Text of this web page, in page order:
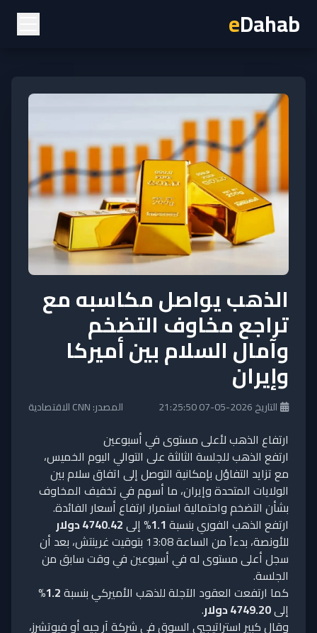
eDahab
الذهب يواصل مكاسبه مع
تراجع مخاوف التضخم
وآمال السلام بين أميركا
وإيران
التاريخ 2026-05-07 21:25:50 المصدر: CNN الاقتصادية
ارتفاع الذهب لأعلى مستوى في أسبوعين
ارتفع الذهب للجلسة الثالثة على التوالي اليوم الخميس،
مع تزايد التفاؤل بإمكانية التوصل إلى اتفاق سلام بين
الولايات المتحدة وإيران، ما أسهم في تخفيف المخاوف
بشأن التضخم واحتمالية استمرار ارتفاع أسعار الفائدة.
ارتفع الذهب الفوري بنسبة1.1% إلى4740.42 دولار
للأونصة، بدءاً من الساعة 13:08 بتوقيت غرينتش، بعد أن
سجل أعلى مستوى له في أسبوعين في وقت سابق من
الجلسة.
كما ارتفعت العقود الآجلة للذهب الأميركي بنسبة1.2%
إلى4749.20 دولار
.
وقال كبير استراتيجيي السوق في شركة آر جيه أو فيوتشرز،